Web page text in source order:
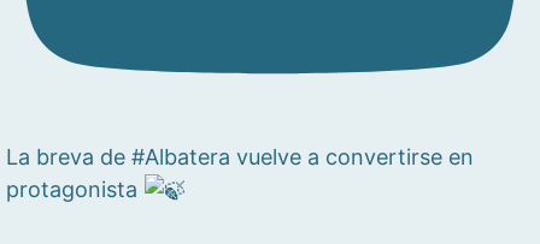
La breva de #Albatera vuelve a convertirse en
protagonista